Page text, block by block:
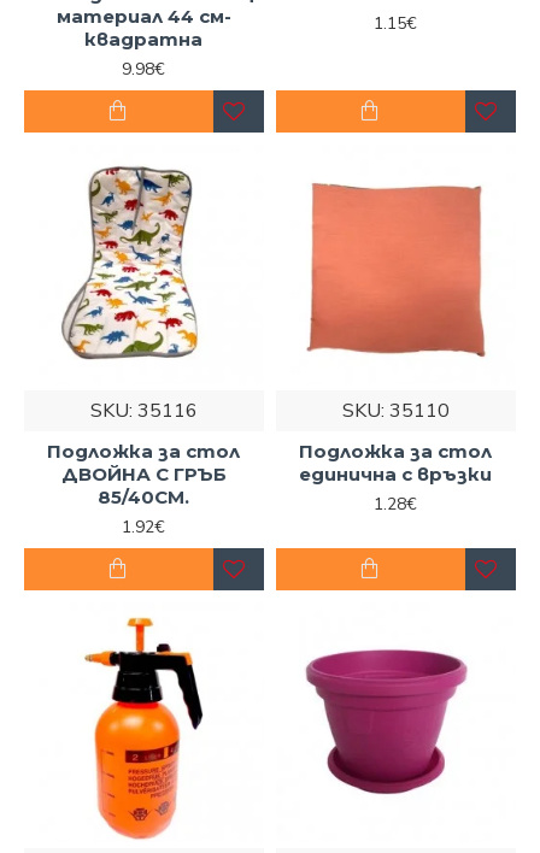
материал 44 см-
квадратна
9.98€
1.15€
SKU: 35116
Подложка за стол
ДВОЙНА С ГРЪБ
85/40СМ.
1.92€
SKU: 35110
Подложка за стол
единична с връзки
1.28€